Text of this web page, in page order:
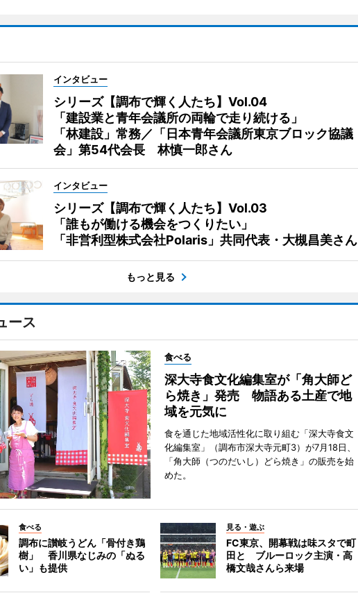
インタビュー
シリーズ【調布で輝く人たち】Vol.04
「建設業と青年会議所の両輪で走り続ける」
「林建設」常務／「日本青年会議所東京ブロック協議
会」第54代会長 林慎一郎さん
インタビュー
シリーズ【調布で輝く人たち】Vol.03
「誰もが働ける機会をつくりたい」
「非営利型株式会社Polaris」共同代表・大槻昌美さん
もっと見る
ース
食べる
深大寺食文化編集室が「角大師ど
ら焼き」発売 物語ある土産で地
域を元気に
食を通じた地域活性化に取り組む「深大寺食文
化編集室」（調布市深大寺元町3）が7月18日、
「角大師（つのだいし）どら焼き」の販売を始
めた。
食べる
調布に讃岐うどん「骨付き鶏
樹」 香川県なじみの「ぬる
い」も提供
見る・遊ぶ
FC東京、開幕戦は味スタで町
田と ブルーロック主演・高
橋文哉さんら来場